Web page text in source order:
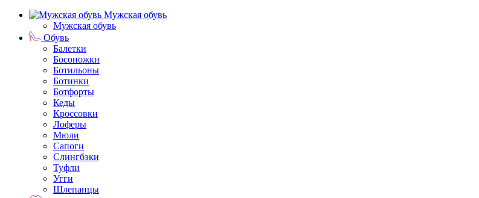
Мужская обувь
Мужская обувь
Обувь
Балетки
Босоножки
Ботильоны
Ботинки
Ботфорты
Кеды
Кроссовки
Лоферы
Мюли
Сапоги
Слингбэки
Туфли
Угги
Шлепанцы